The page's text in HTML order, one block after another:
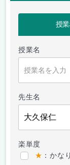
授業
授業名
先生名
楽単度
★ ：かな